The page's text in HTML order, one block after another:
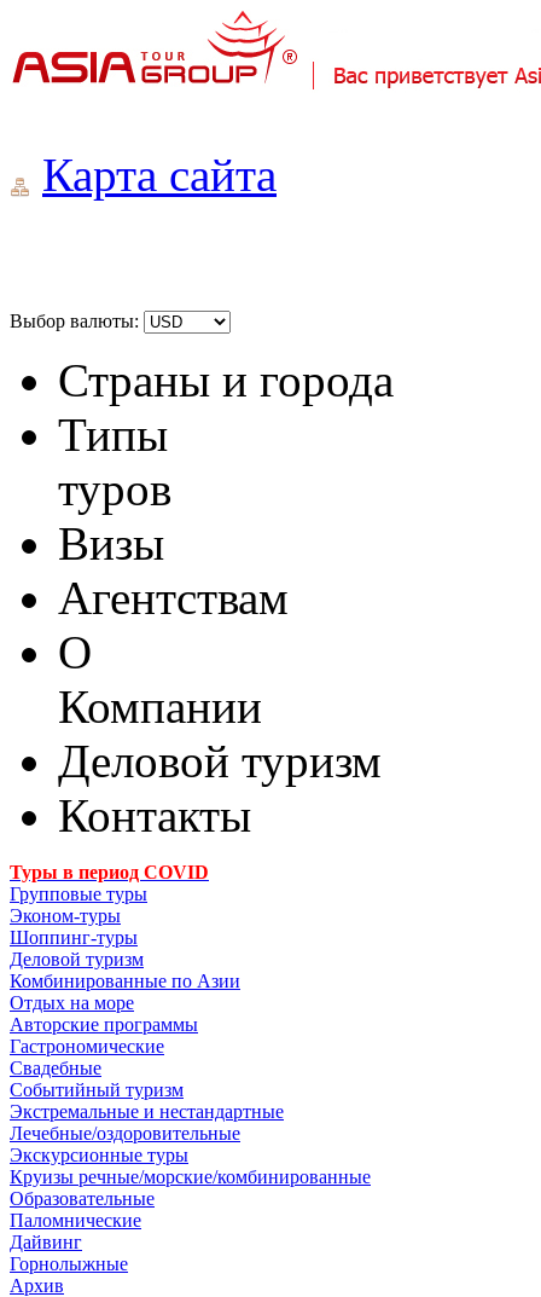
Карта сайта
Выбор валюты:
Страны и города
Типы
туров
Визы
Агентствам
О
Компании
Деловой туризм
Контакты
Туры в период COVID
Групповые туры
Эконом-туры
Шоппинг-туры
Деловой туризм
Комбинированные по Азии
Отдых на море
Авторские программы
Гастрономические
Свадебные
Событийный туризм
Экстремальные и нестандартные
Лечебные/оздоровительные
Экскурсионные туры
Круизы речные/морские/комбинированные
Образовательные
Паломнические
Дайвинг
Горнолыжные
Архив